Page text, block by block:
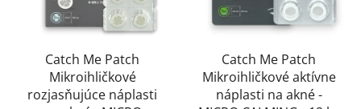
Catch Me Patch
Mikroihličkové
rozjasňujúce náplasti
Catch Me Patch
Mikroihličkové aktívne
náplasti na akné -